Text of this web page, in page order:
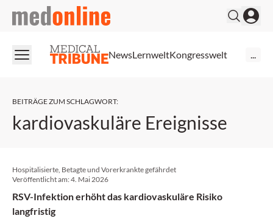
medonline
NewsLernweltKongresswelt
BEITRÄGE ZUM SCHLAGWORT:
kardiovaskuläre Ereignisse
Hospitalisierte, Betagte und Vorerkrankte gefährdet
Veröffentlicht am:4. Mai 2026
RSV-Infektion erhöht das kardiovaskuläre Risiko
langfristig